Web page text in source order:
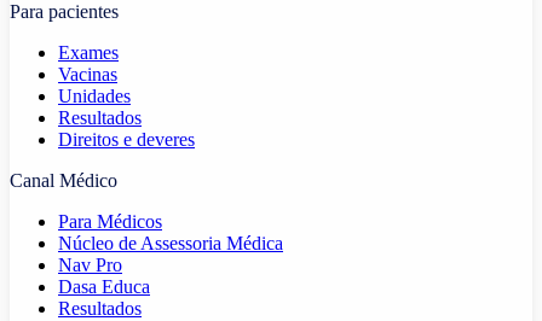
Para pacientes
Exames
Vacinas
Unidades
Resultados
Direitos e deveres
Canal Médico
Para Médicos
Núcleo de Assessoria Médica
Nav Pro
Dasa Educa
Resultados